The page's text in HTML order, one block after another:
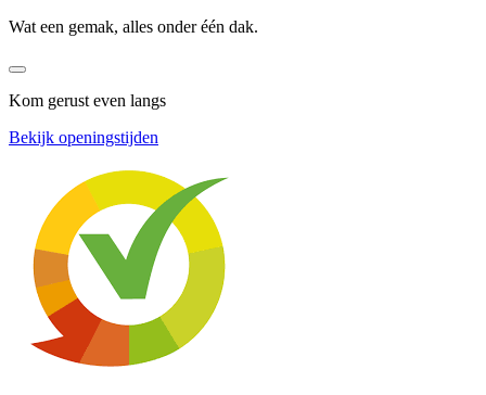
Wat een gemak, alles onder één dak.
Kom gerust even langs
Bekijk openingstijden